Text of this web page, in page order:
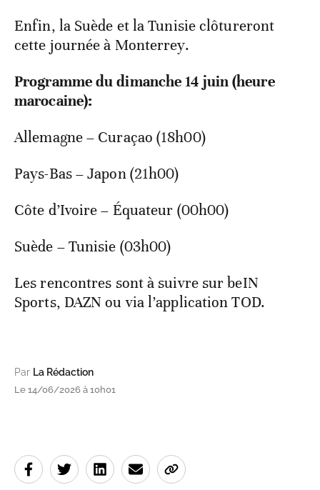
Enfin, la Suède et la Tunisie clôtureront
cette journée à Monterrey.
Programme du dimanche 14 juin (heure
marocaine):
Allemagne – Curaçao (18h00)
Pays-Bas – Japon (21h00)
Côte d’Ivoire – Équateur (00h00)
Suède – Tunisie (03h00)
Les rencontres sont à suivre sur beIN
Sports, DAZN ou via l’application TOD.
Par La Rédaction
Le 14/06/2026 à 10h01